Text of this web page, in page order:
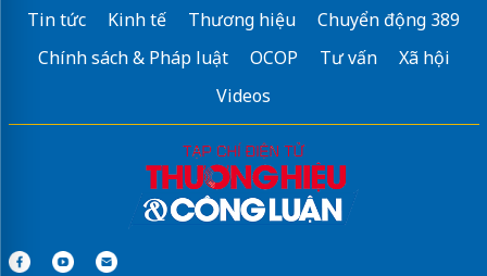
Tin tức Kinh tế Thương hiệu
Chuyển động 389
Chính sách & Pháp luật
OCOP Tư vấn
Xã hội
Videos